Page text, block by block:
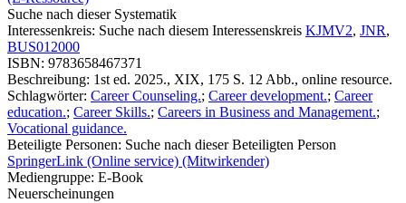
Suche nach dieser Systematik
Interessenkreis: Suche nach diesem Interessenskreis KJMV2, JNR,
BUS012000
ISBN: 9783658467371
Beschreibung: 1st ed. 2025., XIX, 175 S. 12 Abb., online resource.
Schlagwörter: Career Counseling.; Career development.; Career
education.; Career Skills.; Careers in Business and Management.;
Vocational guidance.
Beteiligte Personen: Suche nach dieser Beteiligten Person
SpringerLink (Online service) (Mitwirkender)
Mediengruppe: E-Book
Neuerscheinungen